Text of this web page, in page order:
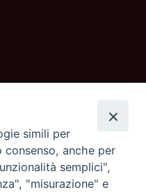
simili per
anche per
semplici",
"misurazione" e